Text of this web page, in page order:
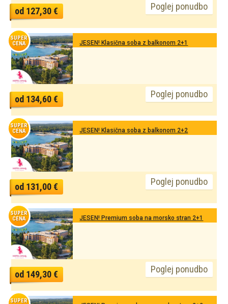
Poglej ponudbo
od 127,30 €
SUPER
CENA
JESEN! Klasična soba z balkonom 2+1
Poglej ponudbo
od 134,60 €
SUPER
CENA
JESEN! Klasična soba z balkonom 2+2
Poglej ponudbo
od 131,00 €
SUPER
CENA
JESEN! Premium soba na morsko stran 2+1
Poglej ponudbo
od 149,30 €
SUPER